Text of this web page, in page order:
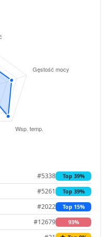
#5338 Top 39%
#5261 Top 39%
#2022 Top 15%
#12679 93%